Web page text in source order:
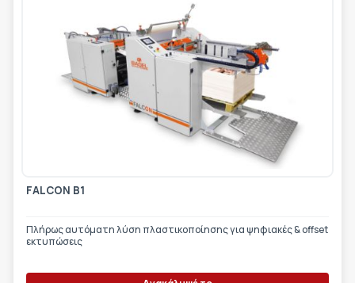
FALCON B1
Πλήρως αυτόματη λύση πλαστικοποίησης για ψηφιακές & offset
εκτυπώσεις